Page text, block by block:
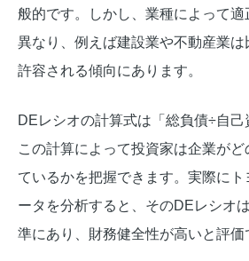
般的です。しかし、業種によって
異なり、例えば建設業や不動産業
許容される傾向にあります。
DEレシオの計算式は「総負債÷自己
この計算によって投資家は企業がど
ているかを把握できます。実際に
ータを分析すると、そのDEレシオ
準にあり、財務健全性が高いと評価